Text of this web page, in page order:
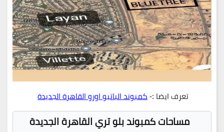
تعرف ايضا :-كمبوند الباتيو اورو القاهرة الجديدة
مساحات كمبوند بلو تري القاهرة الجديدة